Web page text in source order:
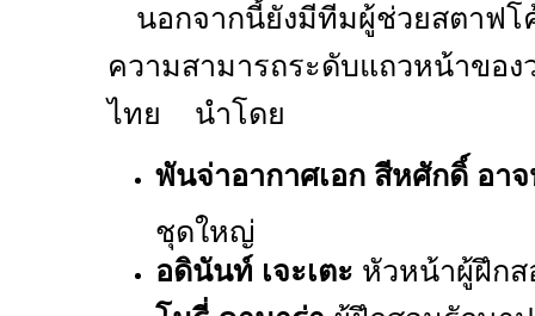
นอกจากนี้ยังมีทีมผู้ช่วยสตาฟโ
ความสามารถระดับแถวหน้าของ
ไทย นำโดย
พันจ่าอากาศเอก สีหศักดิ์ อา
ชุดใหญ่
อดินันท์ เจะเตะ หัวหน้าผู้ฝึกส